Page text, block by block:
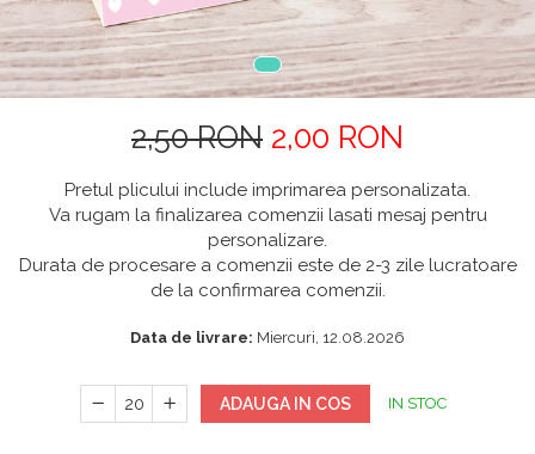
2,50 RON 2,00 RON
Pretul plicului include imprimarea personalizata.
Va rugam la finalizarea comenzii lasati mesaj pentru
personalizare.
Durata de procesare a comenzii este de 2-3 zile lucratoare
de la confirmarea comenzii.
Data de livrare: Miercuri, 12.08.2026
ADAUGA IN COS IN STOC